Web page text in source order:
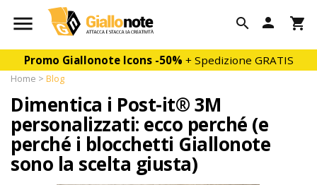
 shopping_cart
person

Promo Giallonote Icons -50% + Spedizione GRATIS
Home Blog
Dimentica i Post-it® 3M
personalizzati: ecco perché (e
perché i blocchetti Giallonote
sono la scelta giusta)